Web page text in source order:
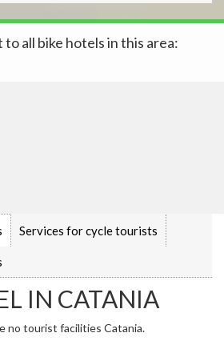
to all bike hotels in this area:
Services for cycle tourists
IN CATANIA
no tourist facilities Catania.